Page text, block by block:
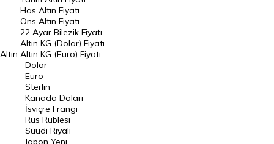
DÖVİZ
Döviz Kuru
Dolar Kuru
Euro Kuru
Pound Kuru
Frank Kuru
Riyal Kuru
Avustralya Doları
Altın
Has Altın Fiyatı
Ons Altın Fiyatı
22 Ayar Bilezik Fiyatı
Altın KG (Dolar) Fiyatı
Altın KG (Euro) Fiyatı
Dolar
Euro
Sterlin
Kanada Doları
İsviçre Frangı
Rus Rublesi
Suudi Riyali
Japon Yeni